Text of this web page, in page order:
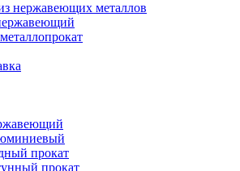
нержавеющих металлов
прокат
прокат